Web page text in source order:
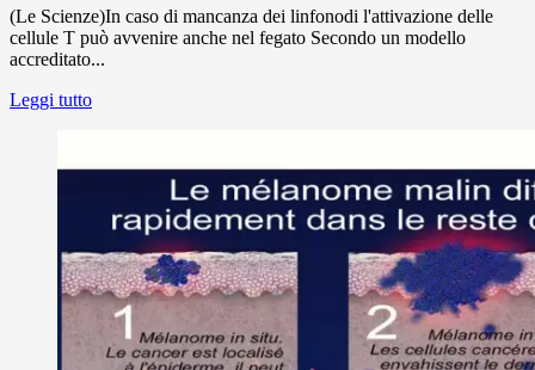
(Le Scienze)In caso di mancanza dei linfonodi l'attivazione delle
cellule T può avvenire anche nel fegato Secondo un modello
accreditato...
Leggi tutto